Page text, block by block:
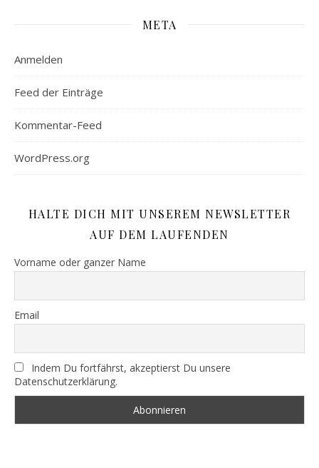
META
Anmelden
Feed der Einträge
Kommentar-Feed
WordPress.org
HALTE DICH MIT UNSEREM NEWSLETTER
AUF DEM LAUFENDEN
Vorname oder ganzer Name
Email
Indem Du fortfährst, akzeptierst Du unsere
Datenschutzerklärung.